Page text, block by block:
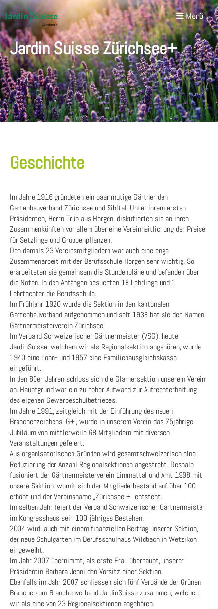
Menü
Jardin Suisse Zürichsee+
Geschichte
Im Jahre 1916 gründeten ein paar mutige Gärtner den
Gartenbauverband Zürichsee und Sihltal. Unter ihrem ersten
Präsidenten, Herrn Trüb aus Horgen, diskutierten sie an ihren
Zusammenkünften vor allem über eine Vereinheitlichung der Preise
für Setzlinge und Gruppenpflanzen.
Den damals 23 Vereinsmitgliedern war auch eine enge
Zusammenarbeit mit der Berufsschule Horgen sehr wichtig. So
erarbeiteten sie gemeinsam die Stundenpläne und befanden über
die Noten. In den Anfängen besuchten 18 Lehrlinge und 1
Lehrtochter die Berufsschule.
Im Frühjahr 1920 wurde die Sektion in den kantonalen
Gartenbauverband aufgenommen und seit 1938 hat sie den Namen
Gärtnermeisterverein Zürichsee.
Im Verband Schweizerischer Gärtnermeister (VSG), heute
JardinSuisse, welchem wir als Regionalsektion angehören, wurde
1940 eine Lohn- und 1957 eine Familienausgleichskasse
eingeführt.
In den 80er Jahren schloss sich die Glarnersektion unserem Verein
an. Hauptgrund war ein zu hoher Aufwand zur Aufrechterhaltung
des eigenen Gewerbeschulbetriebes.
Im Jahre 1991, zeitgleich mit der Einführung des neuen
Branchenzeichens ’G+’, wurde in unserem Verein das 75jährige
Jubiläum von mittlerweile 68 Mitgliedern mit diversen
Veranstaltungen gefeiert.
Aus organisatorischen Gründen wird gesamtschweizerisch eine
Reduzierung der Anzahl Regionalsektionen angestrebt. Deshalb
fusioniert der Gärtnermeisterverein Limmattal und Amt 1998 mit
unsere Sektion, womit sich der Mitgliederbestand auf über 100
erhöht und der Vereinsname „Zürichsee +“ entsteht.
Im selben Jahr feiert der Verband Schweizerischer Gärtnermeister
im Kongresshaus sein 100-jähriges Bestehen.
2004 wird, auch mit einem finanziellen Beitrag unserer Sektion,
der neue Schulgarten im Berufsschulhaus Wildbach in Wetzikon
eingeweiht.
Im Jahr 2007 übernimmt, als erste Frau überhaupt, unserer
Präsidentin Barbara Jenni den Vorsitz einer Sektion.
Ebenfalls im Jahr 2007 schliessen sich fünf Verbände der Grünen
Branche zum Branchenverband JardinSuisse zusammen, welchem
wir als eine von 23 Regionalsektionen angehören.